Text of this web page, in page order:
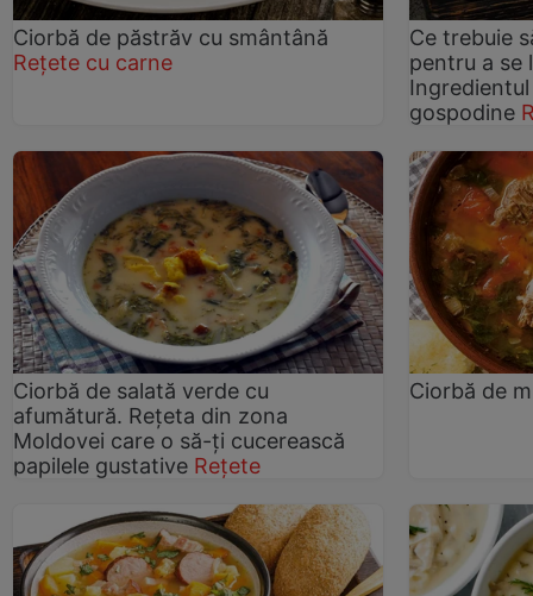
Ciorbă de păstrăv cu smântână
Rețete cu carne
Ce trebuie
pentru a se
gospodine
Ciorbă de salată verde cu
afumătură. Rețeta din zona
Moldovei care o să-ți cucerească
papilele gustative Rețete
Ciorbă de